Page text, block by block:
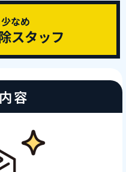
なめ
スタッフ
容